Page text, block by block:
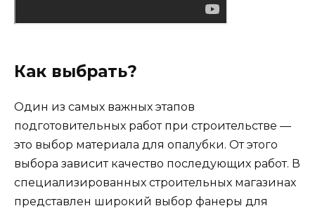
Как выбрать?
Один из самых важных этапов
подготовительных работ при строительстве —
это выбор материала для опалубки. От этого
выбора зависит качество последующих работ. В
специализированных строительных магазинах
представлен широкий выбор фанеры для